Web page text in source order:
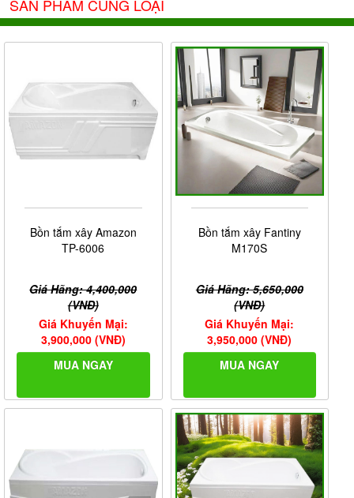
SẢN PHẨM CÙNG LOẠI
Bồn tắm xây Amazon
TP-6006
Giá Hãng: 4,400,000
(VNĐ)
Giá Khuyến Mại:
3,900,000 (VNĐ)
MUA NGAY
Bồn tắm xây Fantiny
M170S
Giá Hãng: 5,650,000
(VNĐ)
Giá Khuyến Mại:
3,950,000 (VNĐ)
MUA NGAY